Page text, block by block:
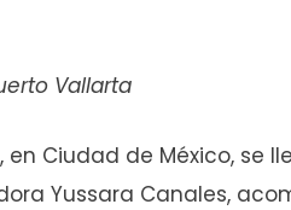
Vallarta
en Ciudad de México, se
Yussara Canales,